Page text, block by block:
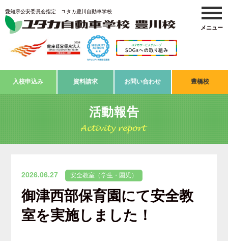
愛知県公安委員会指定 ユタカ豊川自動車学校
入校申込み 資料請求 お問い合わせ 豊橋校
活動報告
2026.06.27 安全教室（学生・園児）
御津西部保育園にて安全教
室を実施しました！